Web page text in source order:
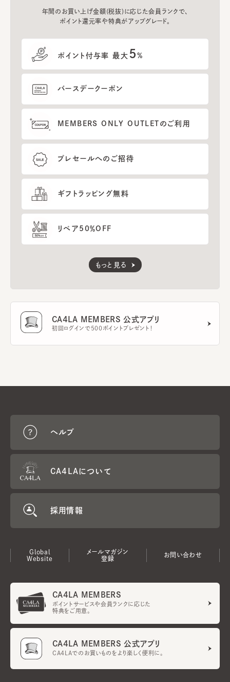
年間のお買い上げ金額(税抜)に応じた会員ランクで、
ポイント還元率や特典がアップグレード。
ポイント付与率 最大 5%
バースデークーポン
MEMBERS ONLY OUTLETのご利用
プレセールへのご招待
ギフトラッピング無料
リペア50％OFF
もっと見る
CA4LA MEMBERS 公式アプリ
初回ログインで500ポイントプレゼント！
ヘルプ
CA4LAについて
採用情報
Global
Website
メールマガジン
登録
お問い合わせ
CA4LA MEMBERS
ポイントサービスや会員ランクに応じた
特典をご用意。
CA4LA MEMBERS 公式アプリ
CA4LAでのお買いものをより楽しく便利に。